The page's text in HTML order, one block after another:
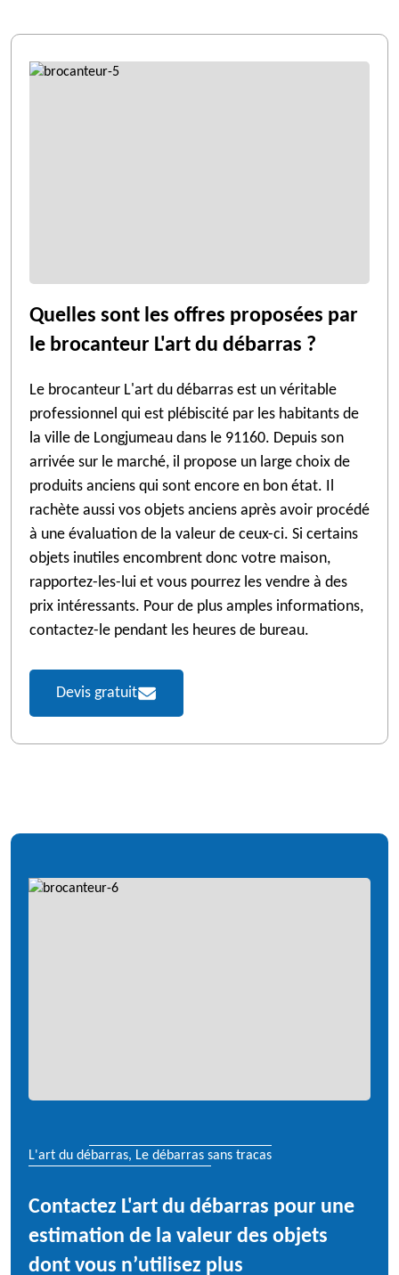
Quelles sont les offres proposées par
le brocanteur L'art du débarras ?
Le brocanteur L'art du débarras est un véritable
professionnel qui est plébiscité par les habitants de
la ville de Longjumeau dans le 91160. Depuis son
arrivée sur le marché, il propose un large choix de
produits anciens qui sont encore en bon état. Il
rachète aussi vos objets anciens après avoir procédé
à une évaluation de la valeur de ceux-ci. Si certains
objets inutiles encombrent donc votre maison,
rapportez-les-lui et vous pourrez les vendre à des
prix intéressants. Pour de plus amples informations,
contactez-le pendant les heures de bureau.
Devis gratuit
L'art du débarras, Le débarras sans tracas
Contactez L'art du débarras pour une
estimation de la valeur des objets
dont vous n’utilisez plus